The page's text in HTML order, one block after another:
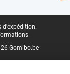
d'expédition.
Gomibo.be